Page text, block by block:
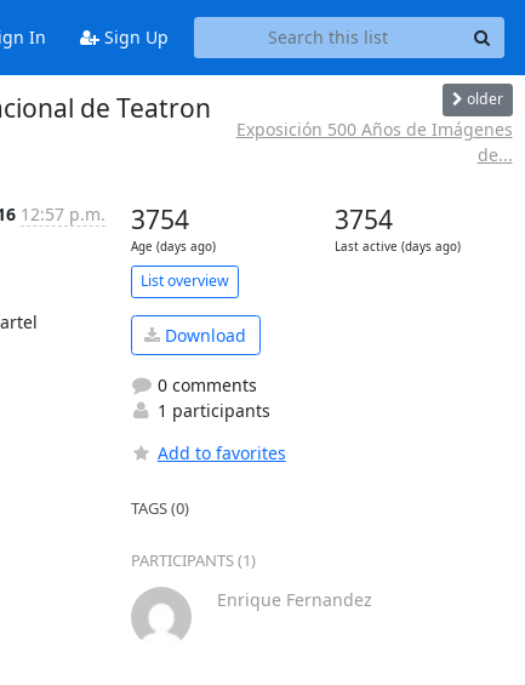
In Sign Up
de Teatron
older
Exposición 500 Años de Imágenes
de...
12:57 p.m. 3754
Age (days ago)
3754
Last active (days ago)
List overview
Download
0 comments
1 participants
Add to favorites
TAGS (0)
PARTICIPANTS (1)
Enrique Fernandez